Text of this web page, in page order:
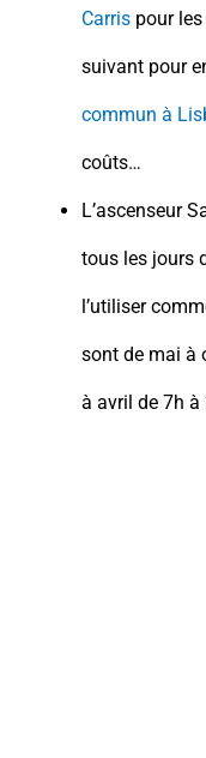
Carris pour
suivant pour
commun à
coûts…
L’ascenseur
tous les jours
l’utiliser
sont de mai à
à avril de 7h à